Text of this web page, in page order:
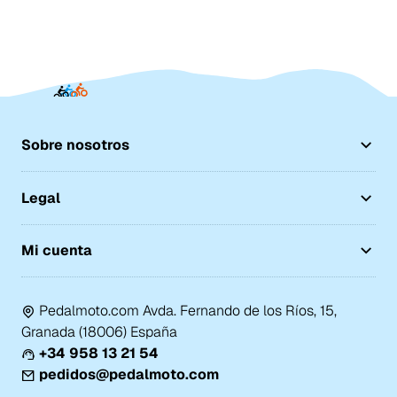
Sobre nosotros
Legal
Mi cuenta
Pedalmoto.com Avda. Fernando de los Ríos, 15,
Granada (18006) España
+34 958 13 21 54
pedidos@pedalmoto.com